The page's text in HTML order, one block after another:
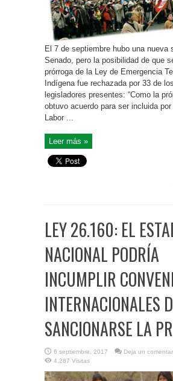
El 7 de septiembre hubo una nueva
Senado, pero la posibilidad de que
prórroga de la Ley de Emergencia
Indígena fue rechazada por 33 de
legisladores presentes: “Como la
obtuvo acuerdo para ser incluida
Labor ...
Leer más »
LEY 26.160: EL
NACIONAL PODRÍA
INCUMPLIR
INTERNACIONALES
SANCIONARSE LA
6 septiembre, 2017
Deja un
4,287 Visitas